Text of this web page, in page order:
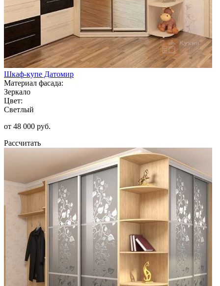
Шкаф-купе Датомир
Материал фасада:
Зеркало
Цвет:
Светлый
от 48 000 руб.
Рассчитать